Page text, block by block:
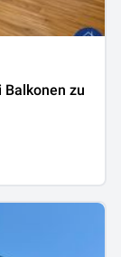
zu